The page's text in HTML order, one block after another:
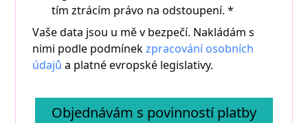
tím ztrácím právo na odstoupení. *
Vaše data jsou u mě v bezpečí. Nakládám s
nimi podle podmínekzpracování osobních
údajů a platné evropské legislativy.
Objednávám s povinností platby